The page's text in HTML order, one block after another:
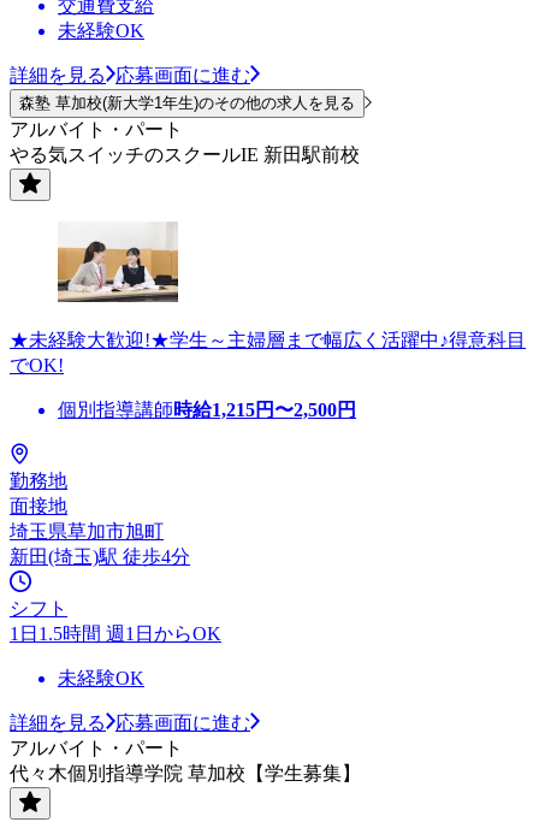
交通費支給
未経験OK
詳細を見る 応募画面に進む
森塾 草加校(新大学1年生)のその他の求人を見る
アルバイト・パート
やる気スイッチのスクールIE 新田駅前校
★未経験大歓迎!★学生～主婦層まで幅広く活躍中♪得意科目
でOK!
個別指導講師時給1,215円〜2,500円
勤務地
面接地
埼玉県草加市旭町
新田(埼玉)駅 徒歩4分
シフト
1日1.5時間 週1日からOK
未経験OK
詳細を見る
応募画面に進む
アルバイト・パート
代々木個別指導学院 草加校【学生募集】